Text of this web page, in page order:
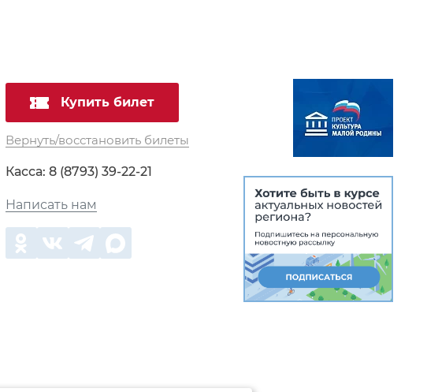
Купить билет
Вернуть/восстановить билеты
Касса: 8 (8793) 39-22-21
Написать нам